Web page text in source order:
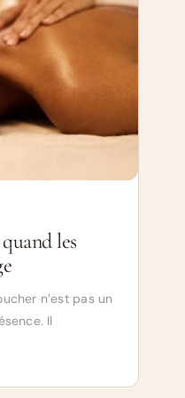
les
n’est pas un
Il